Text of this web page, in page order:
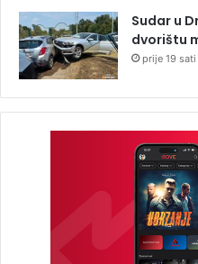
Sudar u
dvorištu
prije 19 sati